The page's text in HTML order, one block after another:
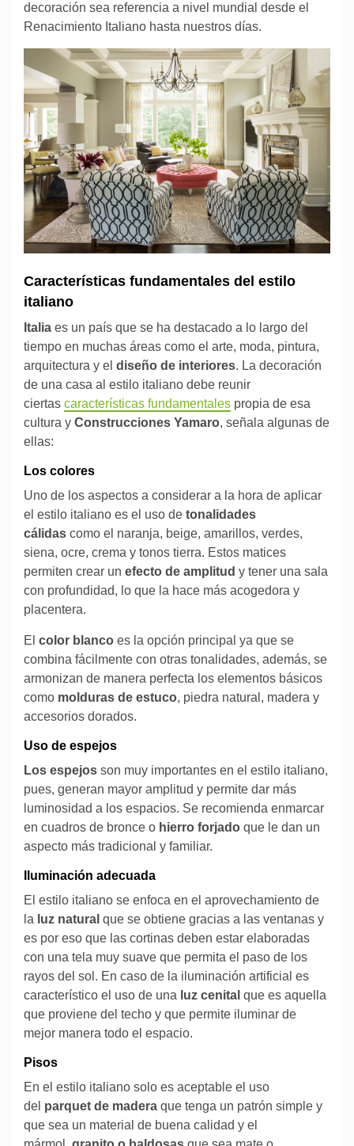
decoración sea referencia a nivel mundial desde el
Renacimiento Italiano hasta nuestros días.
Características fundamentales del estilo
italiano
Italia es un país que se ha destacado a lo largo del
tiempo en muchas áreas como el arte, moda, pintura,
arquitectura y el diseño de interiores. La decoración
de una casa al estilo italiano debe reunir
ciertas características fundamentales propia de esa
cultura y Construcciones Yamaro, señala algunas de
ellas:
Los colores
Uno de los aspectos a considerar a la hora de aplicar
el estilo italiano es el uso de tonalidades
cálidas como el naranja, beige, amarillos, verdes,
siena, ocre, crema y tonos tierra. Estos matices
permiten crear un efecto de amplitud y tener una sala
con profundidad, lo que la hace más acogedora y
placentera.
El color blanco es la opción principal ya que se
combina fácilmente con otras tonalidades, además, se
armonizan de manera perfecta los elementos básicos
como molduras de estuco, piedra natural, madera y
accesorios dorados.
Uso de espejos
Los espejos son muy importantes en el estilo italiano,
pues, generan mayor amplitud y permite dar más
luminosidad a los espacios. Se recomienda enmarcar
en cuadros de bronce o hierro forjado que le dan un
aspecto más tradicional y familiar.
Iluminación adecuada
El estilo italiano se enfoca en el aprovechamiento de
la luz natural que se obtiene gracias a las ventanas y
es por eso que las cortinas deben estar elaboradas
con una tela muy suave que permita el paso de los
rayos del sol. En caso de la iluminación artificial es
característico el uso de una luz cenital que es aquella
que proviene del techo y que permite iluminar de
mejor manera todo el espacio.
Pisos
En el estilo italiano solo es aceptable el uso
del parquet de madera que tenga un patrón simple y
que sea un material de buena calidad y el